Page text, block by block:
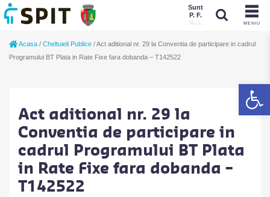
MENIU
Sunt
P. F.
P. J.
Acasa / Cheltuieli Publice /Act aditional nr. 29 la Conventia de participare in cadrul
Programului BT Plata in Rate Fixe fara dobanda – T142522
Act aditional nr. 29 la
Conventia de participare in
cadrul Programului BT Plata
in Rate Fixe fara dobanda –
T142522